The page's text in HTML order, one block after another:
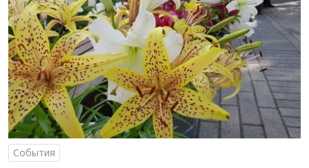
События